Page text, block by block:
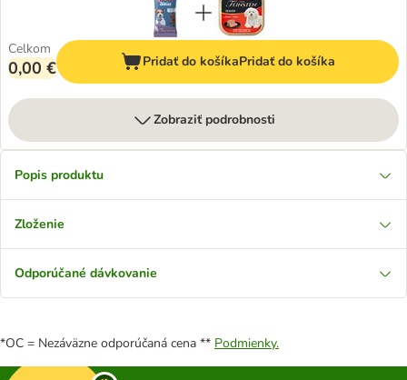
Celkom
0,00 € Pridať do košíkaPridať do košíka
Zobraziť podrobnosti
Popis produktu
Zloženie
Odporúčané dávkovanie
*OC = Nezáväzne odporúčaná cena ** Podmienky.